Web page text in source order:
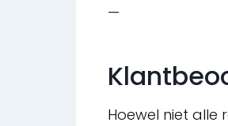
—
Hoewel niet alle